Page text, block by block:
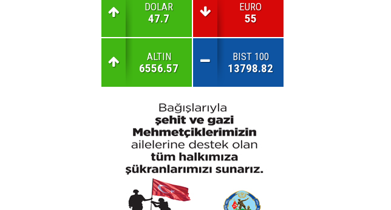
DOLAR
47.7
EURO
55
ALTIN
6556.57
BIST 100
13798.82